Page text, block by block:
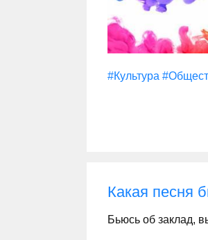
#Культура
Какая песня
Бьюсь об заклад,